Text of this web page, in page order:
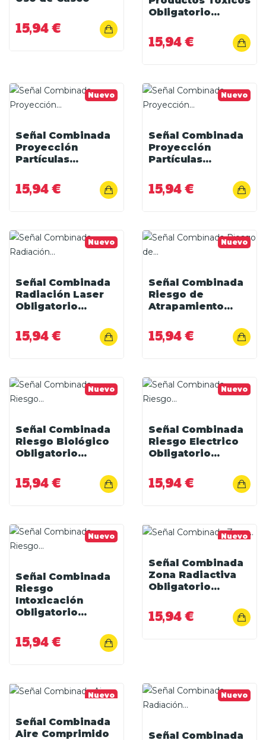
15,94 €
Obligatorio...
15,94 €
Nuevo
Señal Combinada
Proyección
Partículas...
15,94 €
Nuevo
Señal Combinada
Proyección
Partículas...
15,94 €
Nuevo
Señal Combinada
Radiación Laser
Obligatorio...
15,94 €
Nuevo
Señal Combinada
Riesgo de
Atrapamiento...
15,94 €
Nuevo
Señal Combinada
Riesgo Biológico
Obligatorio...
15,94 €
Nuevo
Señal Combinada
Riesgo Electrico
Obligatorio...
15,94 €
Nuevo
Señal Combinada
Riesgo
Intoxicación
Obligatorio...
15,94 €
Nuevo
Señal Combinada
Zona Radiactiva
Obligatorio...
15,94 €
Nuevo
Señal Combinada
Aire Comprimido
Nuevo
Señal Combinada